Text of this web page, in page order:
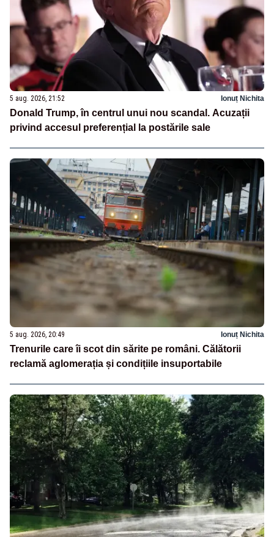
5 aug. 2026, 21:52 Ionuț Nichita
Donald Trump, în centrul unui nou scandal. Acuzații
privind accesul preferențial la postările sale
5 aug. 2026, 20:49 Ionuț Nichita
Trenurile care îi scot din sărite pe români. Călătorii
reclamă aglomerația și condițiile insuportabile